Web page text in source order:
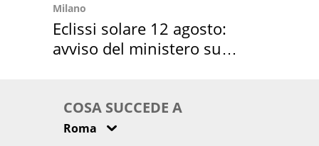
Milano
Eclissi solare 12 agosto:
avviso del ministero su